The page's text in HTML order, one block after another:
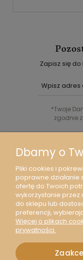
Zapisz się
*Twoje
zgodnie
Moje konto
O nas
Dbamy o
Pliki cookies i
poprawne
ofertę do Twoich
wykorzystanie przez
do sklepu lub
preferencji,
Więcej o plikach
prywatności.